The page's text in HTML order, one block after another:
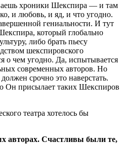
хроники Шекспира — и там
и любовь, и яд, и что угодно.
гениальности. И тут
который глобально
либо брать пьесу
шекспировского
о чем угодно. Да, испытывается
современных авторов. Но
срочно это наверстать.
Он присылает таких Шекспиров
театра хотелось бы
авторах. Счастливы были те,